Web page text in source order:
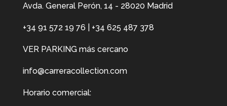
Avda. General Perón, 14 - 28020 Madrid
+34 91 572 19 76 +34 625 487 378
VER PARKING más cercano
info@carreracollection.com
Horario comercial: